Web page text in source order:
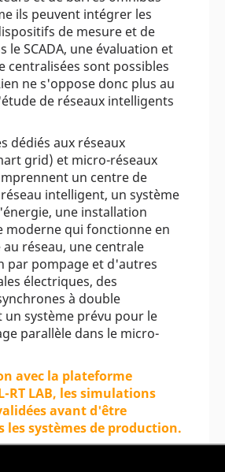
ils peuvent intégrer les
de mesure et de
le SCADA, une évaluation et
centralisées sont possibles
ne s'oppose donc plus au
de réseaux intelligents
dédiés aux réseaux
grid) et micro-réseaux
un centre de
intelligent, un système
une installation
moderne qui fonctionne en
réseau, une centrale
par pompage et d'autres
électriques, des
à double
système prévu pour le
parallèle dans le micro-
avec la plateforme
RT LAB, les simulations
avant d'être
les systèmes de production.